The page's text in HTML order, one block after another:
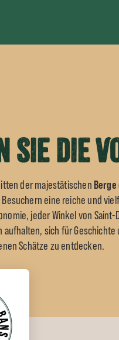
Sie die
der majestätischenBerge
eine reiche und
jeder Winkel von
aufhalten, sich für Geschichte
Schätze zu entdecken.